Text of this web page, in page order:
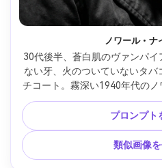
ノワール・ナ
30代後半、蒼白肌のヴァンパ
ない牙、火のついていないタ
チコート。霧深い1940年代のノ
ップライティングで強い影と
f/1.4、バストアップ、ややダ
ムード。リアルな肌の粒子感
ーカス、モノクロで深いコント
4:5
プロンプト
類似画像